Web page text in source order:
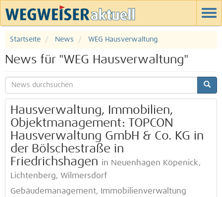
Startseite News WEG Hausverwaltung
News für "WEG Hausverwaltung"
Hausverwaltung, Immobilien,
Objektmanagement: TOPCON
Hausverwaltung GmbH & Co. KG in
der Bölschestraße in
Friedrichshagen in Neuenhagen Köpenick,
Lichtenberg, Wilmersdorf
Gebäudemanagement, Immobilienverwaltung